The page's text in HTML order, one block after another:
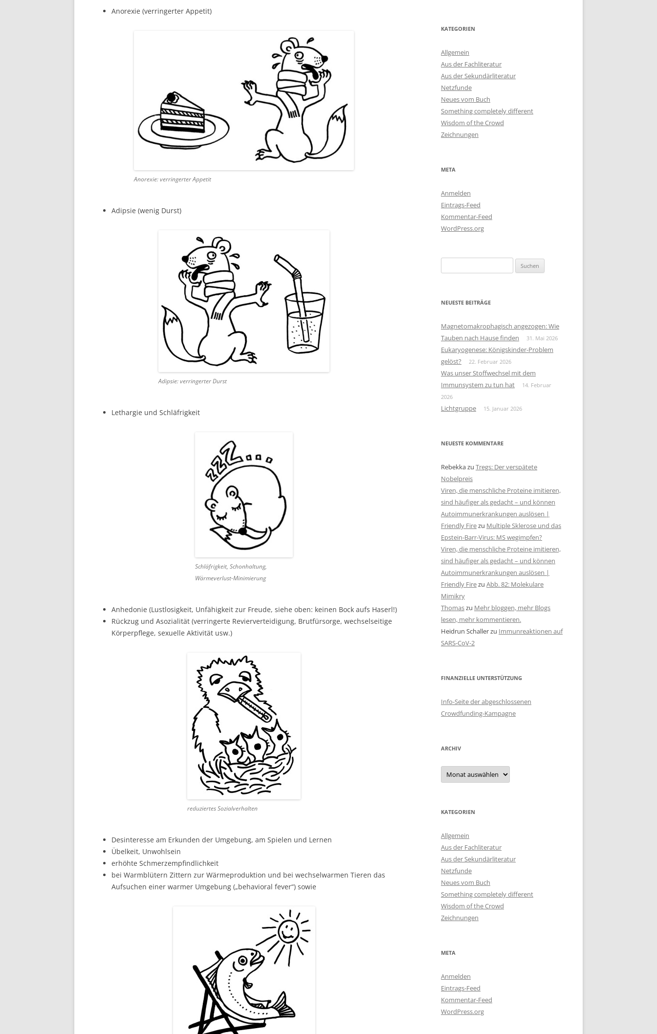
Anorexie (verringerter Appetit)
Anorexie: verringerter Appetit
Adipsie (wenig Durst)
Adipsie: verringerter Durst
Lethargie und Schläfrigkeit
Schläfrigkeit, Schonhaltung,
Wärmeverlust-Minimierung
Anhedonie (Lustlosigkeit, Unfähigkeit zur Freude, siehe oben: keinen Bock aufs Haserl!)
Rückzug und Asozialität (verringerte Revierverteidigung, Brutfürsorge, wechselseitige
Körperpflege, sexuelle Aktivität usw.)
reduziertes Sozialverhalten
Desinteresse am Erkunden der Umgebung, am Spielen und Lernen
Übelkeit, Unwohlsein
erhöhte Schmerzempfindlichkeit
bei Warmblütern Zittern zur Wärmeproduktion und bei wechselwarmen Tieren das
Aufsuchen einer warmer Umgebung („behavioral fever“) sowie
KATEGORIEN
Allgemein
Aus der Fachliteratur
Aus der Sekundärliteratur
Netzfunde
Neues vom Buch
Something completely different
Wisdom of the Crowd
Zeichnungen
META
Anmelden
Eintrags-Feed
Kommentar-Feed
WordPress.org
nach:
NEUESTE BEITRÄGE
Magnetomakrophagisch angezogen: Wie
Tauben nach Hause finden
31. Mai 2026
Eukaryogenese: Königskinder-Problem
gelöst?
22. Februar 2026
Was unser Stoffwechsel mit dem
Immunsystem zu tun hat
14. Februar
2026
Lichtgruppe 15. Januar 2026
NEUESTE KOMMENTARE
Rebekkazu Tregs: Der verspätete
Nobelpreis
Viren, die menschliche Proteine imitieren,
sind häufiger als gedacht – und können
Autoimmunerkrankungen auslösen |
Friendly Firezu Multiple Sklerose und das
Epstein-Barr-Virus: MS wegimpfen?
Viren, die menschliche Proteine imitieren,
sind häufiger als gedacht – und können
Autoimmunerkrankungen auslösen |
Friendly Firezu Abb. 82: Molekulare
Mimikry
Thomaszu Mehr bloggen, mehr Blogs
lesen, mehr kommentieren.
Heidrun Schallerzu Immunreaktionen auf
SARS-CoV-2
FINANZIELLE UNTERSTÜTZUNG
Info-Seite der abgeschlossenen
Crowdfunding-Kampagne
ARCHIV
Archiv
KATEGORIEN
Allgemein
Aus der Fachliteratur
Aus der Sekundärliteratur
Netzfunde
Neues vom Buch
Something completely different
Wisdom of the Crowd
Zeichnungen
META
Anmelden
Eintrags-Feed
Kommentar-Feed
WordPress.org